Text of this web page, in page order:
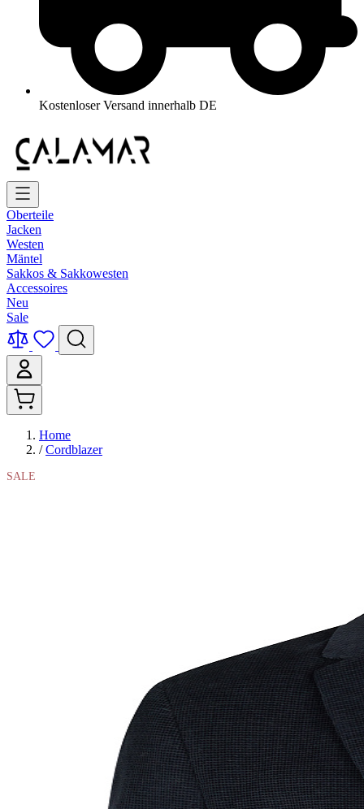
Kostenloser Versand innerhalb DE
Oberteile
Jacken
Westen
Mäntel
Sakkos & Sakkowesten
Accessoires
Neu
Sale
Home
/ Cordblazer
SALE